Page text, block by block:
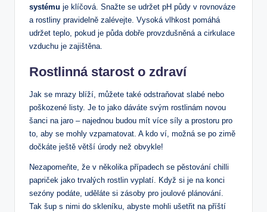
systému je klíčová. Snažte se udržet pH půdy v rovnováze
a rostliny pravidelně zalévejte. Vysoká vlhkost pomáhá
udržet teplo, pokud je půda dobře provzdušněná a cirkulace
vzduchu je zajištěna.
Rostlinná starost o zdraví
Jak se mrazy blíží, můžete také odstraňovat slabé nebo
poškozené listy. Je to jako dáváte svým rostlinám novou
šanci na jaro – najednou budou mít více síly a prostoru pro
to, aby se mohly vzpamatovat. A kdo ví, možná se po zimě
dočkáte ještě větší úrody než obvykle!
Nezapomeňte, že v několika případech se pěstování chilli
papriček jako trvalých rostlin vyplatí. Když si je na konci
sezóny podáte, uděláte si zásoby pro joulové plánování.
Tak šup s nimi do skleníku, abyste mohli ušetřit na příští